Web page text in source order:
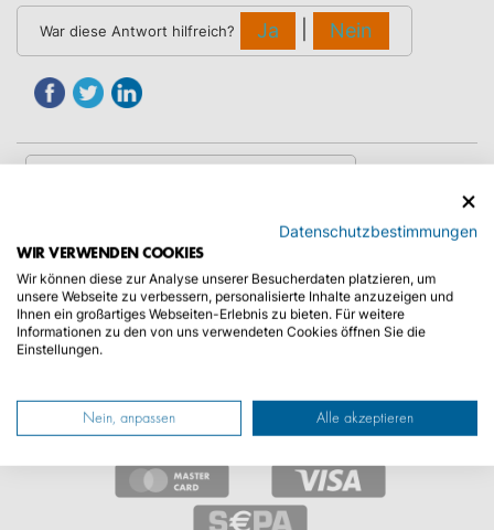
War diese Antwort hilfreich? Ja Nein
Allgemeine Fragen
Zulassung
KFZ-Kennzeichen
Überführung auf Fremd- & Eigenachse
Datenschutzbestimmungen
WIR VERWENDEN COOKIES
Wir können diese zur Analyse unserer Besucherdaten platzieren, um
unsere Webseite zu verbessern, personalisierte Inhalte anzuzeigen und
Ihnen ein großartiges Webseiten-Erlebnis zu bieten. Für weitere
Informationen zu den von uns verwendeten Cookies öffnen Sie die
Einstellungen.
Nein, anpassen Alle akzeptieren